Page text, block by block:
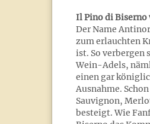
Il Pino di
Der Name
zum erlauchten
ist. So verbergen
Wein-Adels,
einen gar
Ausnahme.
Sauvignon,
besteigt. Wie